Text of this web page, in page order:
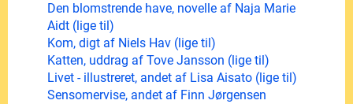
Den blomstrende have, novelle af Naja Marie
Aidt (lige til)
Kom, digt af Niels Hav (lige til)
Katten, uddrag af Tove Jansson (lige til)
Livet - illustreret, andet af Lisa Aisato (lige til)
Sensomervise, andet af Finn Jørgensen